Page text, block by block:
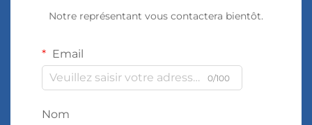
Notre représentant vous contactera bientôt.
Email
0/100
Nom